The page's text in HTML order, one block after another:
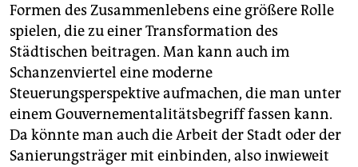
Formen des Zusammenlebens eine größere Rolle
spielen, die zu einer Transformation des
Städtischen beitragen. Man kann auch im
Schanzenviertel eine moderne
Steuerungsperspektive aufmachen, die man unter
einem Gouvernementalitätsbegriff fassen kann.
Da könnte man auch die Arbeit der Stadt oder der
Sanierungsträger mit einbinden, also inwieweit